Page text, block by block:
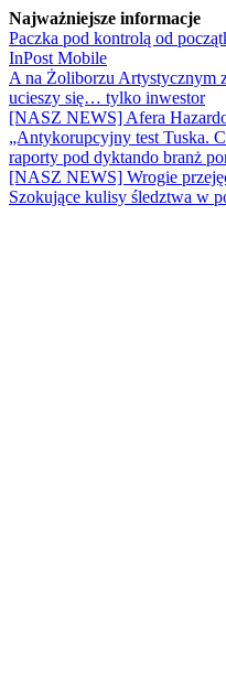
Najważniejsze informacje
Paczka pod kontrolą od
InPost Mobile
A na Żoliborzu Artystycznym
ucieszy się… tylko inwestor
[NASZ NEWS] Afera
„Antykorupcyjny test Tuska.
raporty pod dyktando branż
[NASZ NEWS] Wrogie
Szokujące kulisy śledztwa w